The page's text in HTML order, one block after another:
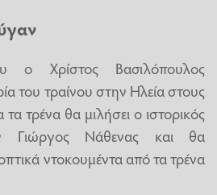
ο Χρίστος Βασιλόπουλος
του τραίνου στην Ηλεία στους
τρένα θα μιλήσει ο ιστορικός
Γιώργος Νάθενας και θα
ντοκουμέντα από τα τρένα